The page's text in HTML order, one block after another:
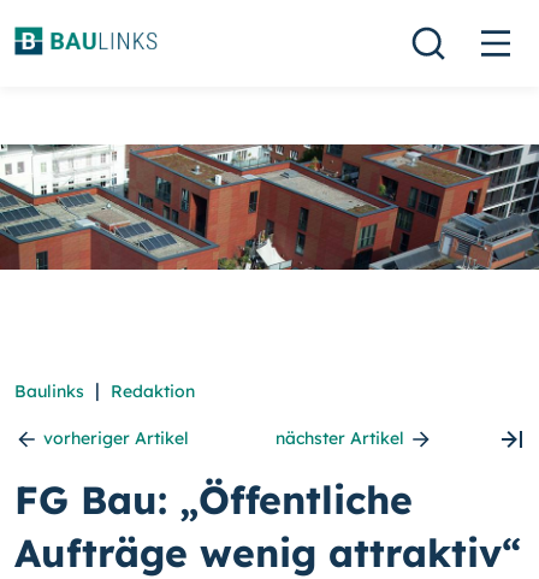
Baulinks | Redaktion
vorheriger Artikel nächster Artikel
FG Bau: „Öffentliche
Aufträge wenig attraktiv“